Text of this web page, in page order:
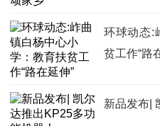
环球动态:
贫工作“路
新品发布|